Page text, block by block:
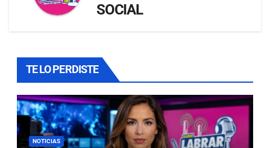
SOCIAL
TE LO PERDISTE
NOTICIAS